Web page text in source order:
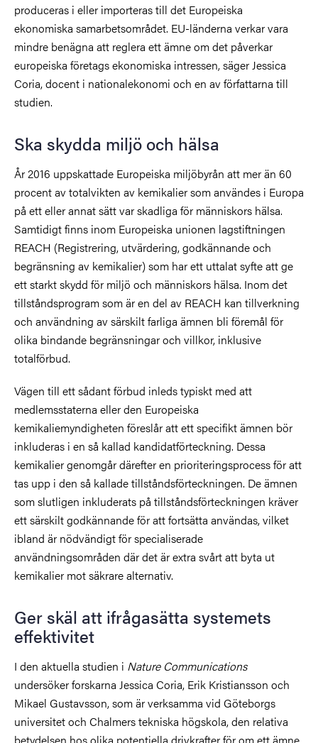
produceras i eller importeras till det Europeiska
ekonomiska samarbetsområdet. EU-länderna verkar vara
mindre benägna att reglera ett ämne om det påverkar
europeiska företags ekonomiska intressen, säger Jessica
Coria, docent i nationalekonomi och en av författarna till
studien.
Ska skydda miljö och hälsa
År 2016 uppskattade Europeiska miljöbyrån att mer än 60
procent av totalvikten av kemikalier som användes i Europa
på ett eller annat sätt var skadliga för människors hälsa.
Samtidigt finns inom Europeiska unionen lagstiftningen
REACH (Registrering, utvärdering, godkännande och
begränsning av kemikalier) som har ett uttalat syfte att ge
ett starkt skydd för miljö och människors hälsa. Inom det
tillståndsprogram som är en del av REACH kan tillverkning
och användning av särskilt farliga ämnen bli föremål för
olika bindande begränsningar och villkor, inklusive
totalförbud.
Vägen till ett sådant förbud inleds typiskt med att
medlemsstaterna eller den Europeiska
kemikaliemyndigheten föreslår att ett specifikt ämnen bör
inkluderas i en så kallad kandidatförteckning. Dessa
kemikalier genomgår därefter en prioriteringsprocess för att
tas upp i den så kallade tillståndsförteckningen. De ämnen
som slutligen inkluderats på tillståndsförteckningen kräver
ett särskilt godkännande för att fortsätta användas, vilket
ibland är nödvändigt för specialiserade
användningsområden där det är extra svårt att byta ut
kemikalier mot säkrare alternativ.
Ger skäl att ifrågasätta systemets
effektivitet
I den aktuella studien i Nature Communications
undersöker forskarna Jessica Coria, Erik Kristiansson och
Mikael Gustavsson, som är verksamma vid Göteborgs
universitet och Chalmers tekniska högskola, den relativa